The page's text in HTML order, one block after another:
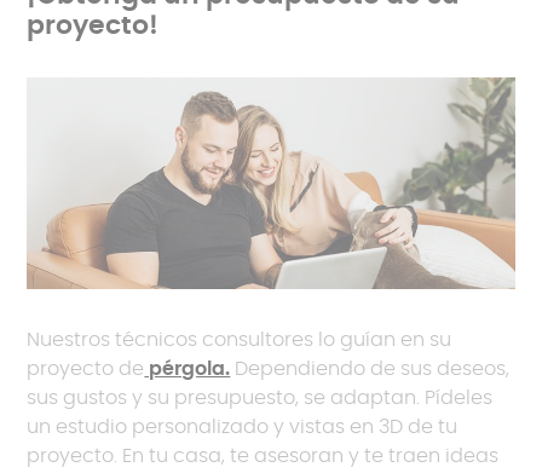
proyecto!
Nuestros técnicos consultores lo guían en su
proyecto de pérgola. Dependiendo de sus deseos,
sus gustos y su presupuesto, se adaptan. Pídeles
un estudio personalizado y vistas en 3D de tu
proyecto. En tu casa, te asesoran y te traen ideas